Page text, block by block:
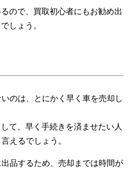
ので、買取初心者にもお勧め出
しょう。
のは、とにかく早く車を売却し
て、早く手続きを済ませたい人
えるでしょう。
品するため、売却までは時間が